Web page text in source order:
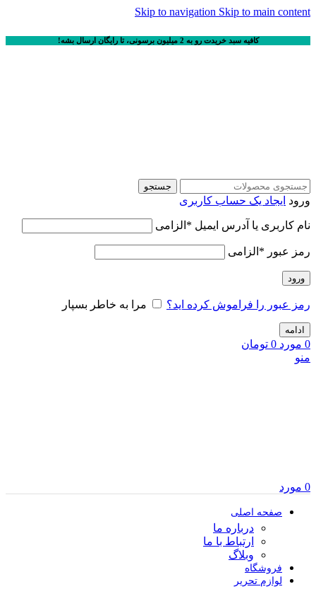
Skip to navigation Skip to main content
کافیه سبد خریدت رو به 2 میلیون برسونی، تا رایگان ارسال بشه!
جستجو
ورود ایجاد یک حساب کاربری
نام کاربری یا آدرس ایمیل * الزامی
رمز عبور * الزامی
ورود
رمز عبور را فراموش کرده اید؟ مرا به خاطر بسپار
ادامه
0 مورد 0 تومان
منو
0 مورد
صفحه اصلی
درباره ما
ارتباط با ما
وبلاگ
فروشگاه
لوازم تحریر